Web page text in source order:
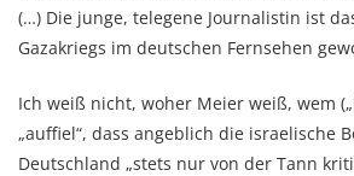
(…) Die junge, telegene Journalistin ist
Gazakriegs im deutschen Fernsehen
Ich weiß nicht, woher Meier weiß, wem
„auffiel“, dass angeblich die israelische
Deutschland „stets nur von der Tann